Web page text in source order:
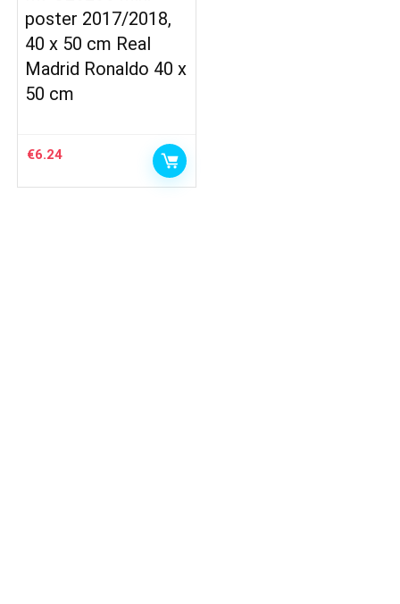
poster 2017/2018,
40 x 50 cm Real
Madrid Ronaldo 40 x
50 cm
€6.24